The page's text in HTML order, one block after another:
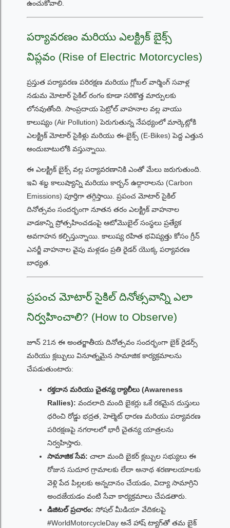
ఉంచుకోవాలి.
పర్యావరణం మరియు ఎలక్ట్రిక్ బైక్స్
విప్లవం (Rise of Electric Motorcycles)
ప్రస్తుత పర్యావరణ పరిరక్షణ మరియు గ్లోబల్ వార్మింగ్ సవాళ్ల
నడుమ మోటార్ సైకిల్ రంగం కూడా సరికొత్త మార్పులకు
లోనవుతోంది. సాంప్రదాయ పెట్రోల్ వాహనాల వల్ల వాయు
కాలుష్యం (Air Pollution) పెరుగుతున్న నేపథ్యంలో మార్కెట్లోకి
ఎలక్ట్రిక్ మోటార్ సైకిళ్లు మరియు ఈ-బైక్స్ (E-Bikes) పెద్ద ఎత్తున
అందుబాటులోకి వస్తున్నాయి.
ఈ ఎలక్ట్రిక్ బైక్స్ వల్ల పర్యావరణానికి ఎంతో మేలు జరుగుతుంది.
ఇవి శబ్ద కాలుష్యాన్ని మరియు కార్బన్ ఉద్గారాలను (Carbon
Emissions) పూర్తిగా తగ్గిస్తాయి. ప్రపంచ మోటార్ సైకిల్
దినోత్సవం సందర్భంగా నూతన తరం ఎలక్ట్రిక్ వాహనాల
వాడకాన్ని ప్రోత్సహించడంపై ఆటోమొబైల్ సంస్థలు ప్రత్యేక
అవగాహన కల్పిస్తున్నాయి. కాలుష్య రహిత భవిష్యత్తు కోసం గ్రీన్
ఎనర్జీ వాహనాల వైపు మళ్లడం ప్రతి రైడర్ యొక్క పర్యావరణ
బాధ్యత.
ప్రపంచ మోటార్ సైకిల్ దినోత్సవాన్ని ఎలా
నిర్వహించాలి? (How to Observe)
జూన్ 21న ఈ అంతర్జాతీయ దినోత్సవం సందర్భంగా బైక్ రైడర్స్
మరియు క్లబ్బులు వినూత్నమైన సామాజిక కార్యక్రమాలను
చేపడుతుంటారు:
రక్తదాన మరియు చైతన్య ర్యాలీలు (Awareness
Rallies): వందలాది మంది బైకర్లు ఒకే రకమైన దుస్తులు
ధరించి రోడ్డు భద్రత, హెల్మెట్ ధారణ మరియు పర్యావరణ
పరిరక్షణపై నగరాలలో భారీ చైతన్య యాత్రలను
నిర్వహిస్తారు.
సామాజిక సేవ: చాలా మంది బైకర్ క్లబ్బుల సభ్యులు ఈ
రోజున సుదూర గ్రామాలకు లేదా అనాథ శరణాలయాలకు
వెళ్లి పేద పిల్లలకు అన్నదానం చేయడం, విద్యా సామాగ్రిని
అందజేయడం వంటి సేవా కార్యక్రమాలు చేపడతారు.
డిజిటల్ ప్రచారం: సోషల్ మీడియా వేదికలపై
#WorldMotorcycleDay అనే హాష్ ట్యాగ్‌తో తమ బైక్